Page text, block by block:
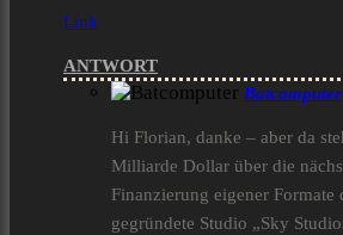
Link
ANTWORT
Batcomputer
Hi Florian, danke – aber da
Milliarde Dollar über die
Finanzierung eigener Formate
gegründete Studio „Sky